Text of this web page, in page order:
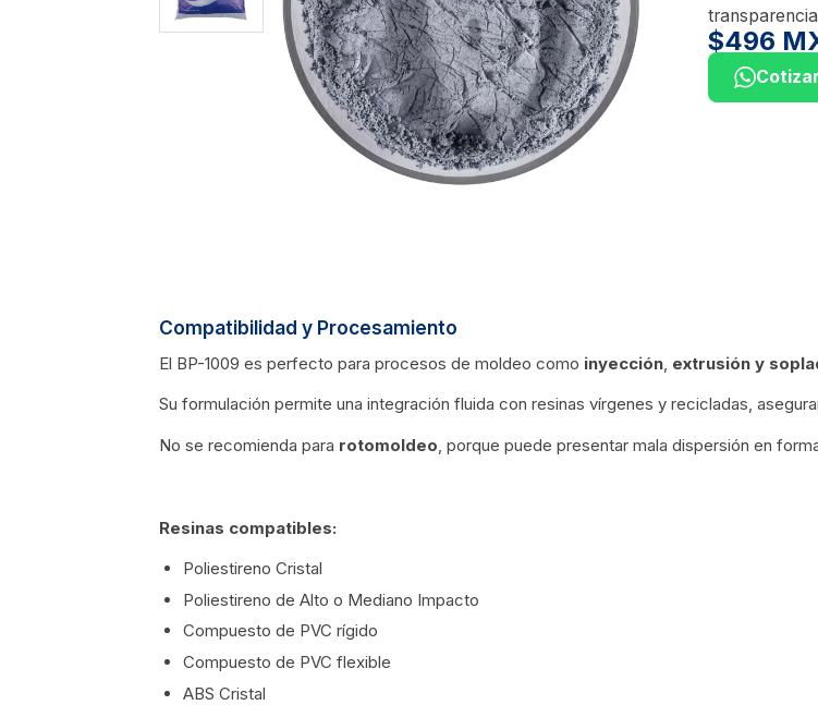
$496
Compatibilidad y Procesamiento
El BP-1009 es perfecto para procesos de moldeo como inyección, extrusión y
Su formulación permite una integración fluida con resinas vírgenes y recicladas,
No se recomienda para rotomoldeo, porque puede presentar mala dispersión en
Resinas compatibles:
Poliestireno Cristal
Poliestireno de Alto o Mediano Impacto
Compuesto de PVC rígido
Compuesto de PVC flexible
ABS Cristal